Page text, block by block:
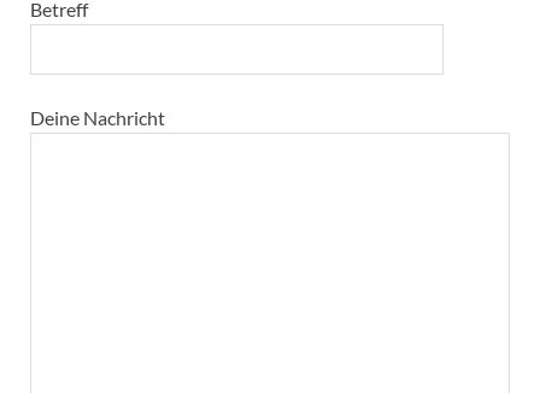
Bitte lasse dieses Feld leer.
Betreff
Deine Nachricht